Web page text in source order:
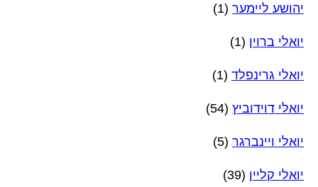
יהושע ליימער (1)
יואלי ברוין (1)
יואלי גרינפלד (1)
יואלי דוידוביץ (54)
יואלי ויינברגר (5)
יואלי קליין (39)